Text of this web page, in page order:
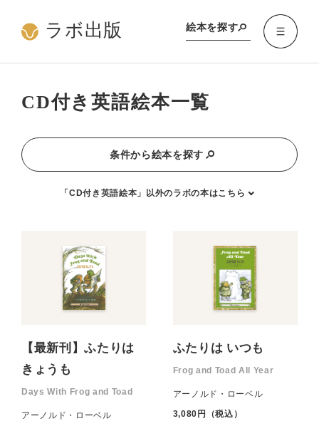
ラボ出版 絵本を探す
CD付き英語絵本一覧
条件から絵本を探す
「CD付き英語絵本」以外のラボの本はこちら
【最新刊】ふたりは
きょうも
Days With Frog and Toad
アーノルド・ローベル
ふたりは いつも
Frog and Toad All Year
アーノルド・ローベル
3,080円（税込）